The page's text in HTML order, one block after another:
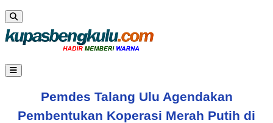
Pemdes Talang Ulu Agendakan
Pembentukan Koperasi Merah Putih di